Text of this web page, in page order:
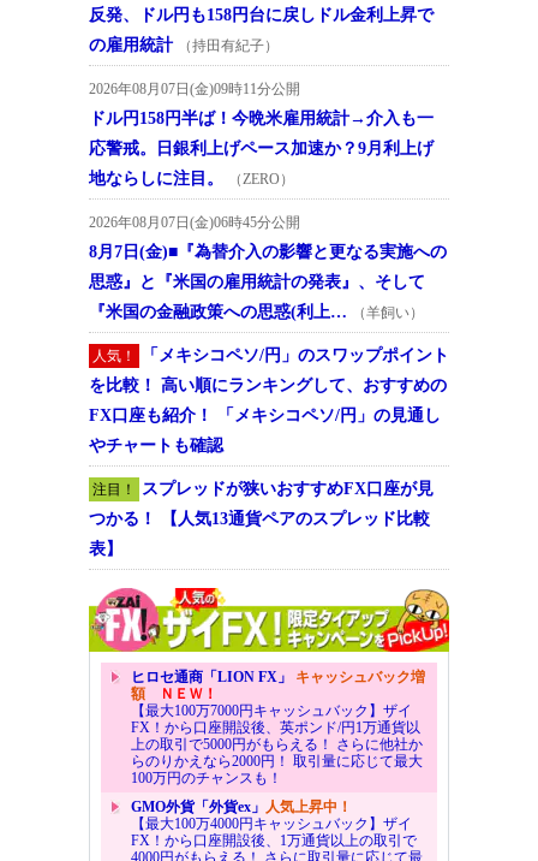
反発、ドル円も158円台に戻しドル金利上昇で
の雇用統計
（持田有紀子）
2026年08月07日(金)09時11分公開
ドル円158円半ば！今晩米雇用統計→介入も一
応警戒。日銀利上げペース加速か？9月利上げ
地ならしに注目。
（ZERO）
2026年08月07日(金)06時45分公開
8月7日(金)■『為替介入の影響と更なる実施への
思惑』と『米国の雇用統計の発表』、そして
『米国の金融政策への思惑(利上…
（羊飼い）
人気！
「メキシコペソ/円」のスワップポイント
を比較！ 高い順にランキングして、おすすめの
FX口座も紹介！ 「メキシコペソ/円」の見通し
やチャートも確認
注目！
スプレッドが狭いおすすめFX口座が見
つかる！ 【人気13通貨ペアのスプレッド比較
表】
ヒロセ通商「LION FX」 キャッシュバック増
額ＮＥＷ！
【最大100万7000円キャッシュバック】ザイ
FX！から口座開設後、英ポンド/円1万通貨以
上の取引で5000円がもらえる！ さらに他社か
らのりかえなら2000円！ 取引量に応じて最大
100万円のチャンスも！
GMO外貨「外貨ex」 人気上昇中！
【最大100万4000円キャッシュバック】ザイ
FX！から口座開設後、1万通貨以上の取引で
4000円がもらえる！ さらに取引量に応じて最